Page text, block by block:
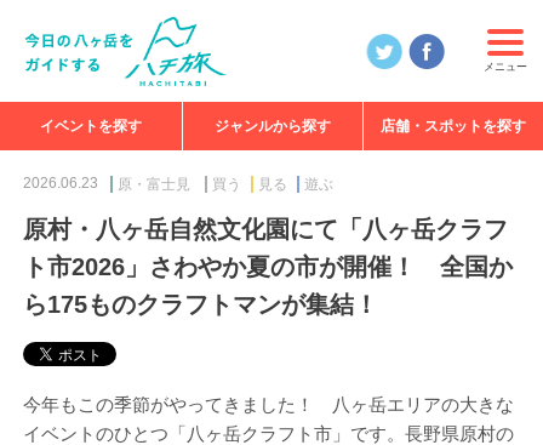
メニュー
イベントを探す ジャンルから探す 店舗・スポットを探す
2026.06.23 原・富士見 買う 見る 遊ぶ
原村・八ヶ岳自然文化園にて「八ヶ岳クラフ
ト市2026」さわやか夏の市が開催！ 全国か
ら175ものクラフトマンが集結！
今年もこの季節がやってきました！ 八ヶ岳エリアの大きな
イベントのひとつ「八ヶ岳クラフト市」です。長野県原村の